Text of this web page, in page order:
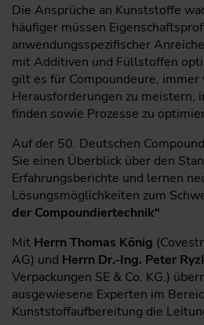
Die Ansprüche an Kunststoffe
häufiger müssen
anwendungsspezifischer
mit Additiven und Füllstoffen
gilt es für Compoundeure, immer
Herausforderungen zu meistern,
finden sowie Prozesse zu
Auf der 50. Deutschen
Sie einen Überblick über den
Erfahrungsberichte und lernen
Lösungsmöglichkeiten zum
der Compoundiertechnik“
Mit Herrn Thomas König
AG) und Herrn Dr.-Ing. Peter
Verpackungen SE & Co. KG.)
ausgewiesene Experten im
Kunststoffaufbereitung die